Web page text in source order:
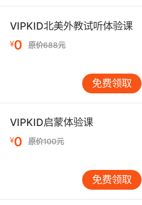
、猜测其用途，并探讨与之相
种将英语学习与知识探索相结合
提高成员的学习兴趣。
选择。在这里，英语社团可以开
英语活动。比如，在科技馆的
英语解释物理现象的原理，讨
结果。而且，科技馆经常会有
交流活动，这为社团成员提供了
机会，提升英语的实际运用能
限制
线上平台成为英语社团活动的
VIPKID北美外教试听体验课
¥0 原价688元
免费领取
VIPKID启蒙体验课
¥0 原价100元
免费领取